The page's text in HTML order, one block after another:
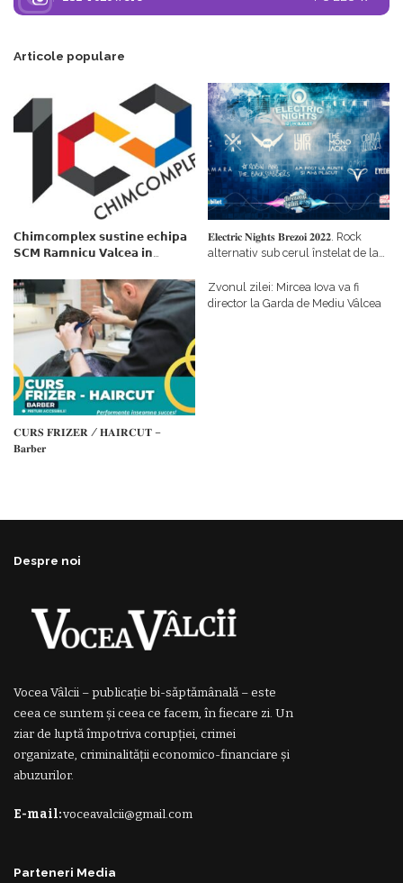
Articole populare
𝗖𝗵𝗶𝗺𝗰𝗼𝗺𝗽𝗹𝗲𝘅 𝘀𝘂𝘀𝘁𝗶𝗻𝗲 𝗲𝗰𝗵𝗶𝗽𝗮
𝗦𝗖𝗠 𝗥𝗮𝗺𝗻𝗶𝗰𝘂 𝗩𝗮𝗹𝗰𝗲𝗮 𝗶𝗻
𝗳𝗶𝗻𝗮𝗻𝘁𝗮𝘁𝗼𝗿
𝐄𝐥𝐞𝐜𝐭𝐫𝐢𝐜 𝐍𝐢𝐠𝐡𝐭𝐬 𝐁𝐫𝐞𝐳𝐨𝐢 𝟐𝟎𝟐𝟐. Rock
alternativ sub cerul înstelat de la
𝐂𝐔𝐑𝐒 𝐅𝐑𝐈𝐙𝐄𝐑 / 𝐇𝐀𝐈𝐑𝐂𝐔𝐓 –
𝐁𝐚𝐫𝐛𝐞𝐫
Zvonul zilei: Mircea Iova va fi
director la Garda de Mediu Vâlcea
Despre noi
Vocea Vâlcii – publicație bi-săptămânală – este
ceea ce suntem și ceea ce facem, în fiecare zi. Un
ziar de luptă împotriva corupției, crimei
organizate, criminalității economico-financiare și
abuzurilor.
E-mail:voceavalcii@gmail.com
Parteneri Media